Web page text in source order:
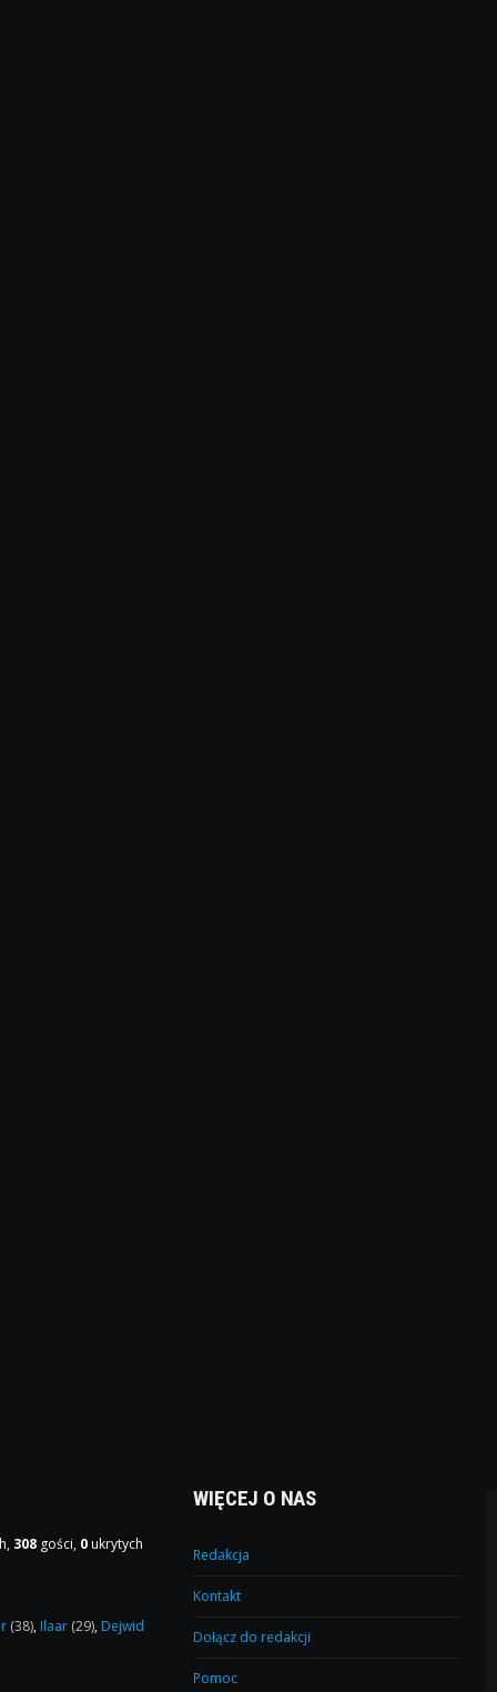
308 gości, 0 ukrytych
(38), Ilaar (29), Dejwid
WIĘCEJ O NAS
Redakcja
Kontakt
Dołącz do redakcji
Pomoc